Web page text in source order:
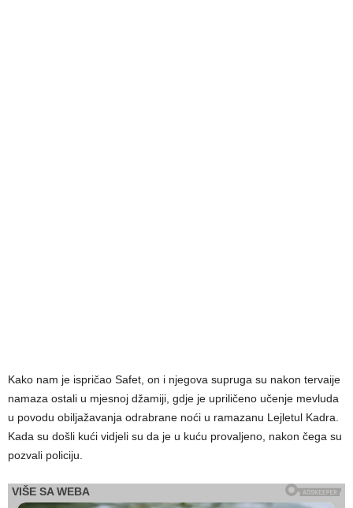
Kako nam je ispričao Safet, on i njegova supruga su nakon tervaije
namaza ostali u mjesnoj džamiji, gdje je upriličeno učenje mevluda
u povodu obiljažavanja odrabrane noći u ramazanu Lejletul Kadra.
Kada su došli kući vidjeli su da je u kuću provaljeno, nakon čega su
pozvali policiju.